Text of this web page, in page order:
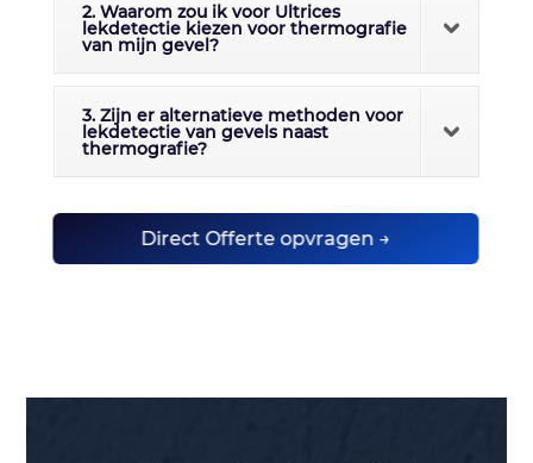
2. Waarom zou ik voor Ultrices
lekdetectie kiezen voor thermografie
van mijn gevel?
3. Zijn er alternatieve methoden voor
lekdetectie van gevels naast
thermografie?
Direct Offerte opvragen →